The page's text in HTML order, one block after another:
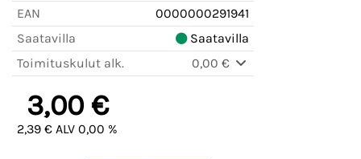
EAN
0000000291941
Saatavilla
Saatavilla
Toimituskulut alk.
0,00 €
3,00 €
2,39 € ALV 0,00 %